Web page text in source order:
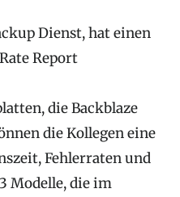
Dienst, hat einen
Report
die Backblaze
die Kollegen eine
Fehlerraten und
Modelle, die im